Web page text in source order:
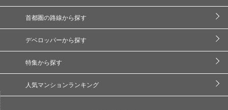
首都圏の路線から探す
デベロッパーから探す
特集から探す
人気マンションランキング